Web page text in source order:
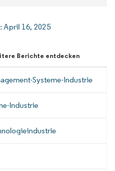
April 16, 2025
Berichte entdecken
Systeme-Industrie
Industrie